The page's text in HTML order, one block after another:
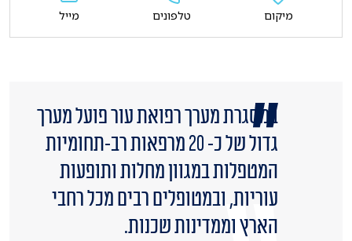
​במסגרת מערך רפואת עור פועל מערך
גדול של כ- 20 מרפאות רב-תחומיות
המטפלות במגוון מחלות ותופעות
עוריות, ובמטופלים רבים מכל רחבי
הארץ וממדינות שכנות.
מיקום טלפונים מייל